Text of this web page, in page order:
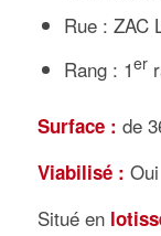
Rue : ZAC
Rang : 1er
Surface : de
Viabilisé : Oui
Situé en